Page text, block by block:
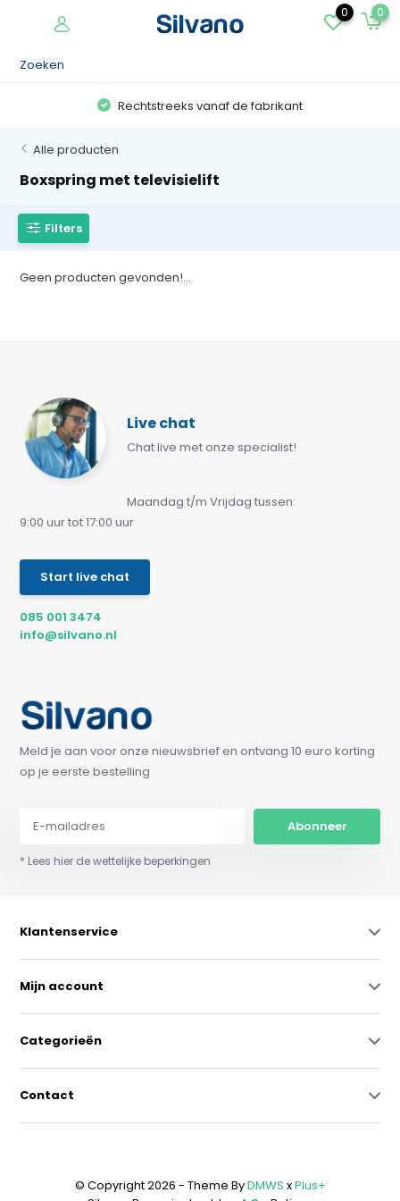
0 0
Rechtstreeks vanaf de fabrikant
Alle producten
Boxspring met televisielift
Filters
Geen producten gevonden!...
Live chat
Chat live met onze specialist!
Maandag t/m Vrijdag tussen:
9:00 uur tot 17:00 uur
Start live chat
085 001 3474
info@silvano.nl
Meld je aan voor onze nieuwsbrief en ontvang 10 euro korting
op je eerste bestelling
Abonneer
* Lees hier de wettelijke beperkingen
Klantenservice
Mijn account
Categorieën
Contact
© Copyright 2026 - Theme ByDMWS xPlus+